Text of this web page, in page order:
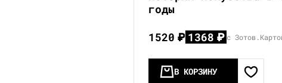
годы
1520₽ 1368₽ с
В КОРЗИНУ